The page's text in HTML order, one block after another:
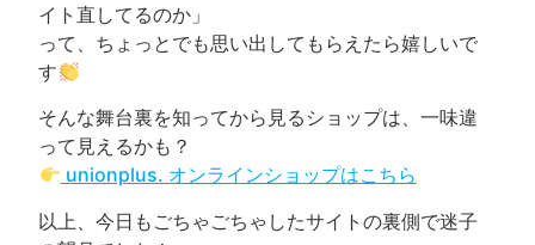
イト直してるのか」
って、ちょっとでも思い出してもらえたら嬉しいで
す
そんな舞台裏を知ってから見るショップは、一味違
って見えるかも？
unionplus. オンラインショップはこちら
以上、今日もごちゃごちゃしたサイトの裏側で迷子